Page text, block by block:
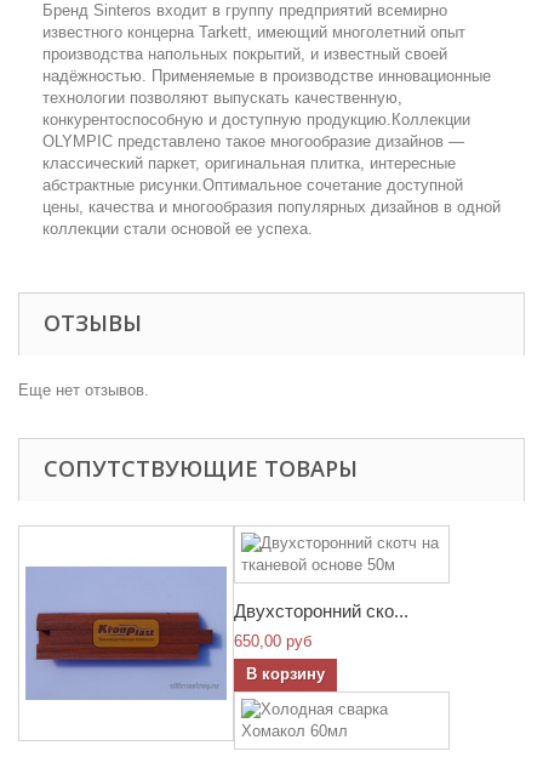
Бренд Sinteros входит в группу предприятий всемирно
известного концерна Tarkett, имеющий многолетний опыт
производства напольных покрытий, и известный своей
надёжностью. Применяемые в производстве инновационные
технологии позволяют выпускать качественную,
конкурентоспособную и доступную продукцию.Коллекции
OLYMPIC представлено такое многообразие дизайнов —
классический паркет, оригинальная плитка, интересные
абстрактные рисунки.Оптимальное сочетание доступной
цены, качества и многообразия популярных дизайнов в одной
коллекции стали основой ее успеха.
ОТЗЫВЫ
Еще нет отзывов.
СОПУТСТВУЮЩИЕ ТОВАРЫ
Двухсторонний ско...
650,00 руб
В корзину